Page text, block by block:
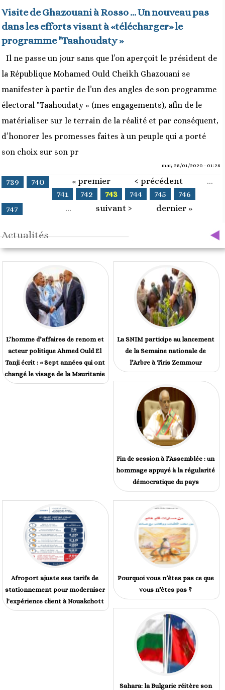
Visite de Ghazouani à Rosso ... Un nouveau pas
dans les efforts visant à «télécharger» le
programme "Taahoudaty »
Il ne passe un jour sans que l’on aperçoit le président de
la République Mohamed Ould Cheikh Ghazouani se
manifester à partir de l’un des angles de son programme
électoral "Taahoudaty » (mes engagements), afin de le
matérialiser sur le terrain de la réalité et par conséquent,
d’honorer les promesses faites à un peuple qui a porté
son choix sur son pr
mar, 28/01/2020 - 01:28
Pages « premier ‹ précédent …
739
740
741
742 743 744 745
746
747
… suivant › dernier »
Actualités
L’homme d’affaires de renom et
acteur politique Ahmed Ould El
Tanji écrit : « Sept années qui ont
changé le visage de la Mauritanie
La SNIM participe au lancement
de la Semaine nationale de
l’Arbre à Tiris Zemmour
Fin de session à l’Assemblée : un
hommage appuyé à la régularité
démocratique du pays
Afroport ajuste ses tarifs de
stationnement pour moderniser
l'expérience client à Nouakchott
Pourquoi vous n’êtes pas ce que
vous n’êtes pas ?
Sahara: la Bulgarie réitère son